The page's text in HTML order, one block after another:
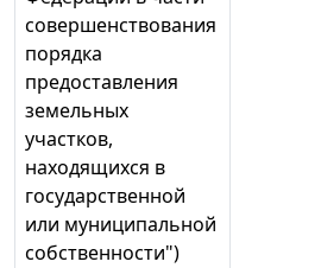
совершенствования
порядка
предоставления
земельных
участков,
находящихся в
государственной
или муниципальной
собственности")